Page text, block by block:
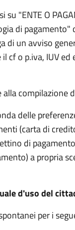
"ENTE O
di pagamento"
di un avviso
il cf o p.iva, IUV
compilazione
delle
(carta di
di
a propria
d'uso del
per i